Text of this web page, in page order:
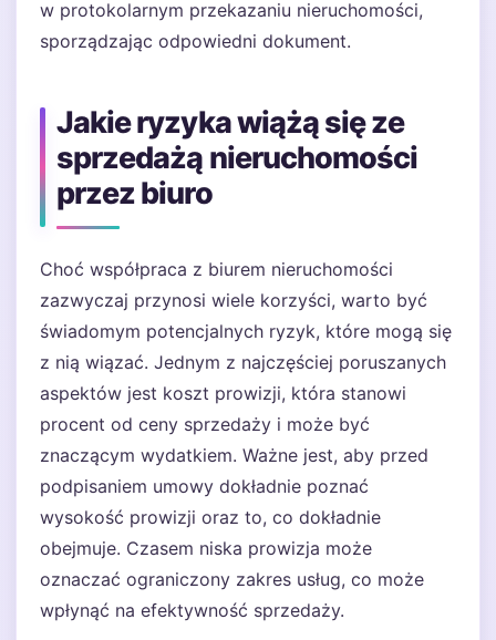
w protokolarnym przekazaniu nieruchomości,
sporządzając odpowiedni dokument.
Jakie ryzyka wiążą się ze
sprzedażą nieruchomości
przez biuro
Choć współpraca z biurem nieruchomości
zazwyczaj przynosi wiele korzyści, warto być
świadomym potencjalnych ryzyk, które mogą się
z nią wiązać. Jednym z najczęściej poruszanych
aspektów jest koszt prowizji, która stanowi
procent od ceny sprzedaży i może być
znaczącym wydatkiem. Ważne jest, aby przed
podpisaniem umowy dokładnie poznać
wysokość prowizji oraz to, co dokładnie
obejmuje. Czasem niska prowizja może
oznaczać ograniczony zakres usług, co może
wpłynąć na efektywność sprzedaży.